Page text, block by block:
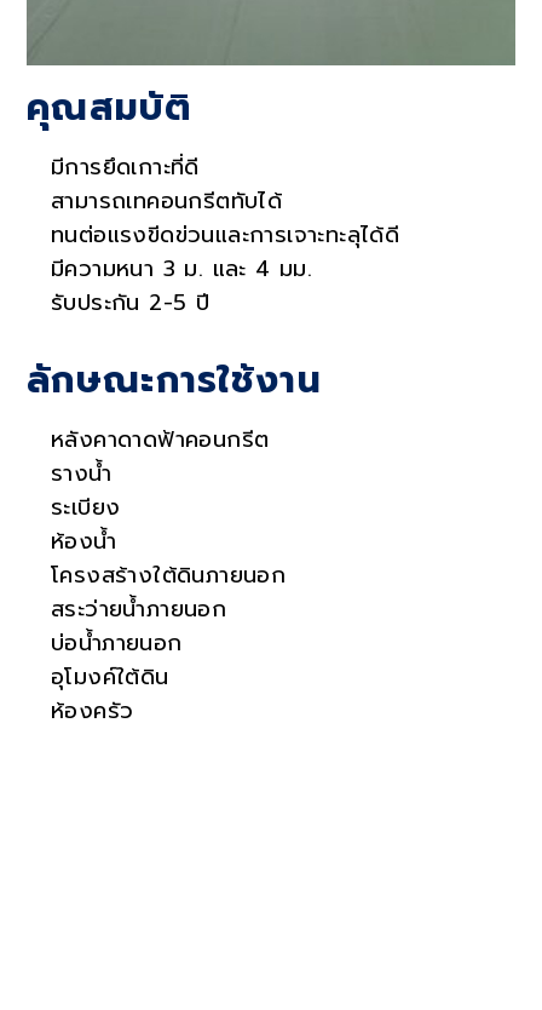
คุณสมบัติ
มีการยึดเกาะที่ดี
สามารถเทคอนกรีตทับได้
ทนต่อแรงขีดข่วนและการเจาะทะลุได้ดี
มีความหนา 3 ม. และ 4 มม.
รับประกัน 2-5 ปี
ลักษณะการใช้งาน
หลังคาดาดฟ้าคอนกรีต
รางน้ำ
ระเบียง
ห้องน้ำ
โครงสร้างใต้ดินภายนอก
สระว่ายน้ำภายนอก
บ่อน้ำภายนอก
อุโมงค์ใต้ดิน
ห้องครัว